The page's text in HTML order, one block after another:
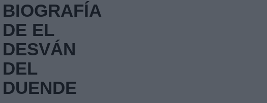
BIOGRAFÍA
DE EL
DESVÁN
DEL
DUENDE